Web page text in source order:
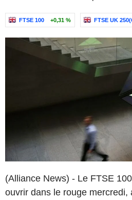
FTSE 100 +0,31 % FTSE UK
(Alliance News) - Le FTSE
ouvrir dans le rouge mercredi,